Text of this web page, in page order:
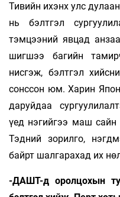
Тивийн ихэнх улс
нь бэлтгэл
тэмцээний явцад
шигшээ багийн
нисгэж, бэлтгэл
сонссон юм. Харин
даруйдаа
үед нэгийгээ маш
Тэдний зорилго,
байрт шалгарахад их
-ДАШТ-д оролцохын